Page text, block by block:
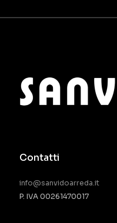
Contatti
info@sanvidoarreda.it
P. IVA 00261470017